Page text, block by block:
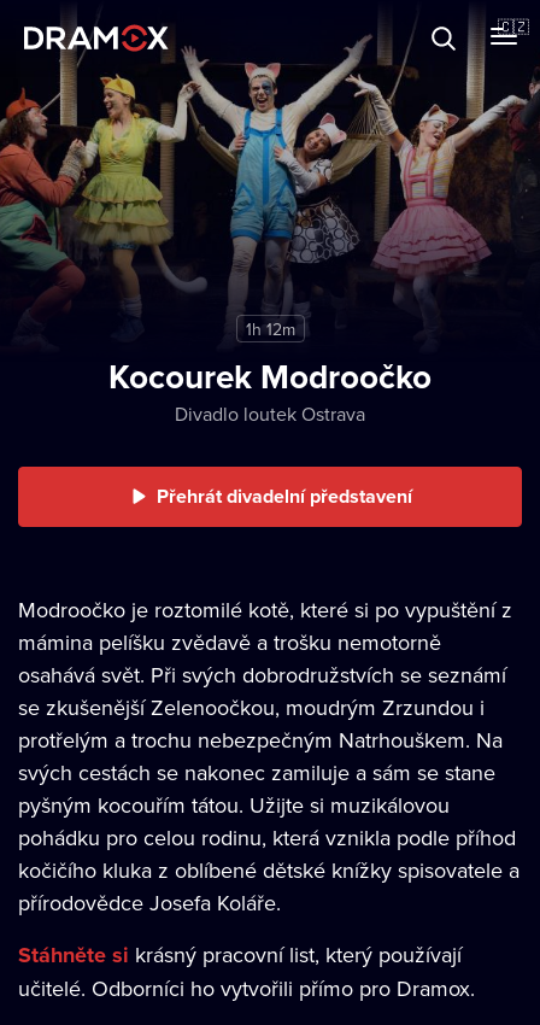
🇨🇿
Dárkové poukazy
Registrujte se
1h 12m
Kocourek Modroočko
Divadlo loutek Ostrava
Přehrát divadelní představení
Modroočko je roztomilé kotě, které si po vypuštění z
mámina pelíšku zvědavě a trošku nemotorně
osahává svět. Při svých dobrodružstvích se seznámí
se zkušenější Zelenoočkou, moudrým Zrzundou i
protřelým a trochu nebezpečným Natrhouškem. Na
svých cestách se nakonec zamiluje a sám se stane
pyšným kocouřím tátou. Užijte si muzikálovou
pohádku pro celou rodinu, která vznikla podle příhod
kočičího kluka z oblíbené dětské knížky spisovatele a
přírodovědce Josefa Koláře.
Stáhněte si krásný pracovní list, který používají
učitelé. Odborníci ho vytvořili přímo pro Dramox.